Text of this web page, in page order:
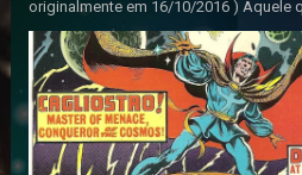
originalmente em 16/10/2016 ) Aquele